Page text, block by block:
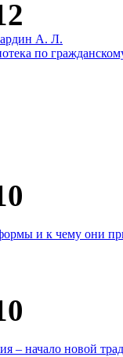
А. Л.
по
и к чему они
– начало новой